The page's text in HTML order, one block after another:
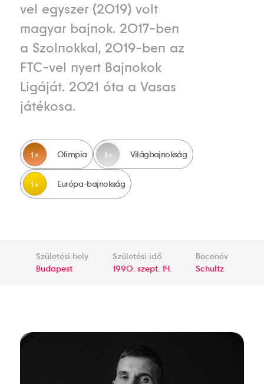
vel egyszer (2019) volt
magyar bajnok. 2017-ben
a Szolnokkal, 2019-ben az
FTC-vel nyert Bajnokok
Ligáját. 2021 óta a Vasas
játékosa.
1 Olimpia 1 Világbajnokság
1 Európa-bajnokság
Születési hely
Budapest
Születési idő
1990. szept. 14.
Becenév
Schultz